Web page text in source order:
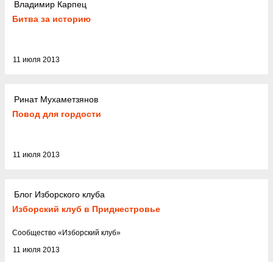
Владимир Карпец
Битва за историю
11 июля 2013
Ринат Мухаметзянов
Повод для гордости
11 июля 2013
Блог Изборского клуба
Изборский клуб в Приднестровье
11 июля 2013
Cообщество «Изборский клуб»